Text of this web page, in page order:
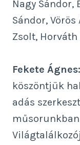
Nagy Sándor,
Sándor, Vörös
Zsolt, Horváth
Fekete Ágnes:
köszöntjük
adás